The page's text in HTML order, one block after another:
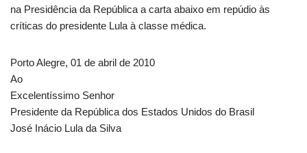
na Presidência da República a carta abaixo em repúdio às
críticas do presidente Lula à classe médica.
Porto Alegre, 01 de abril de 2010
Ao
Excelentíssimo Senhor
Presidente da República dos Estados Unidos do Brasil
José Inácio Lula da Silva